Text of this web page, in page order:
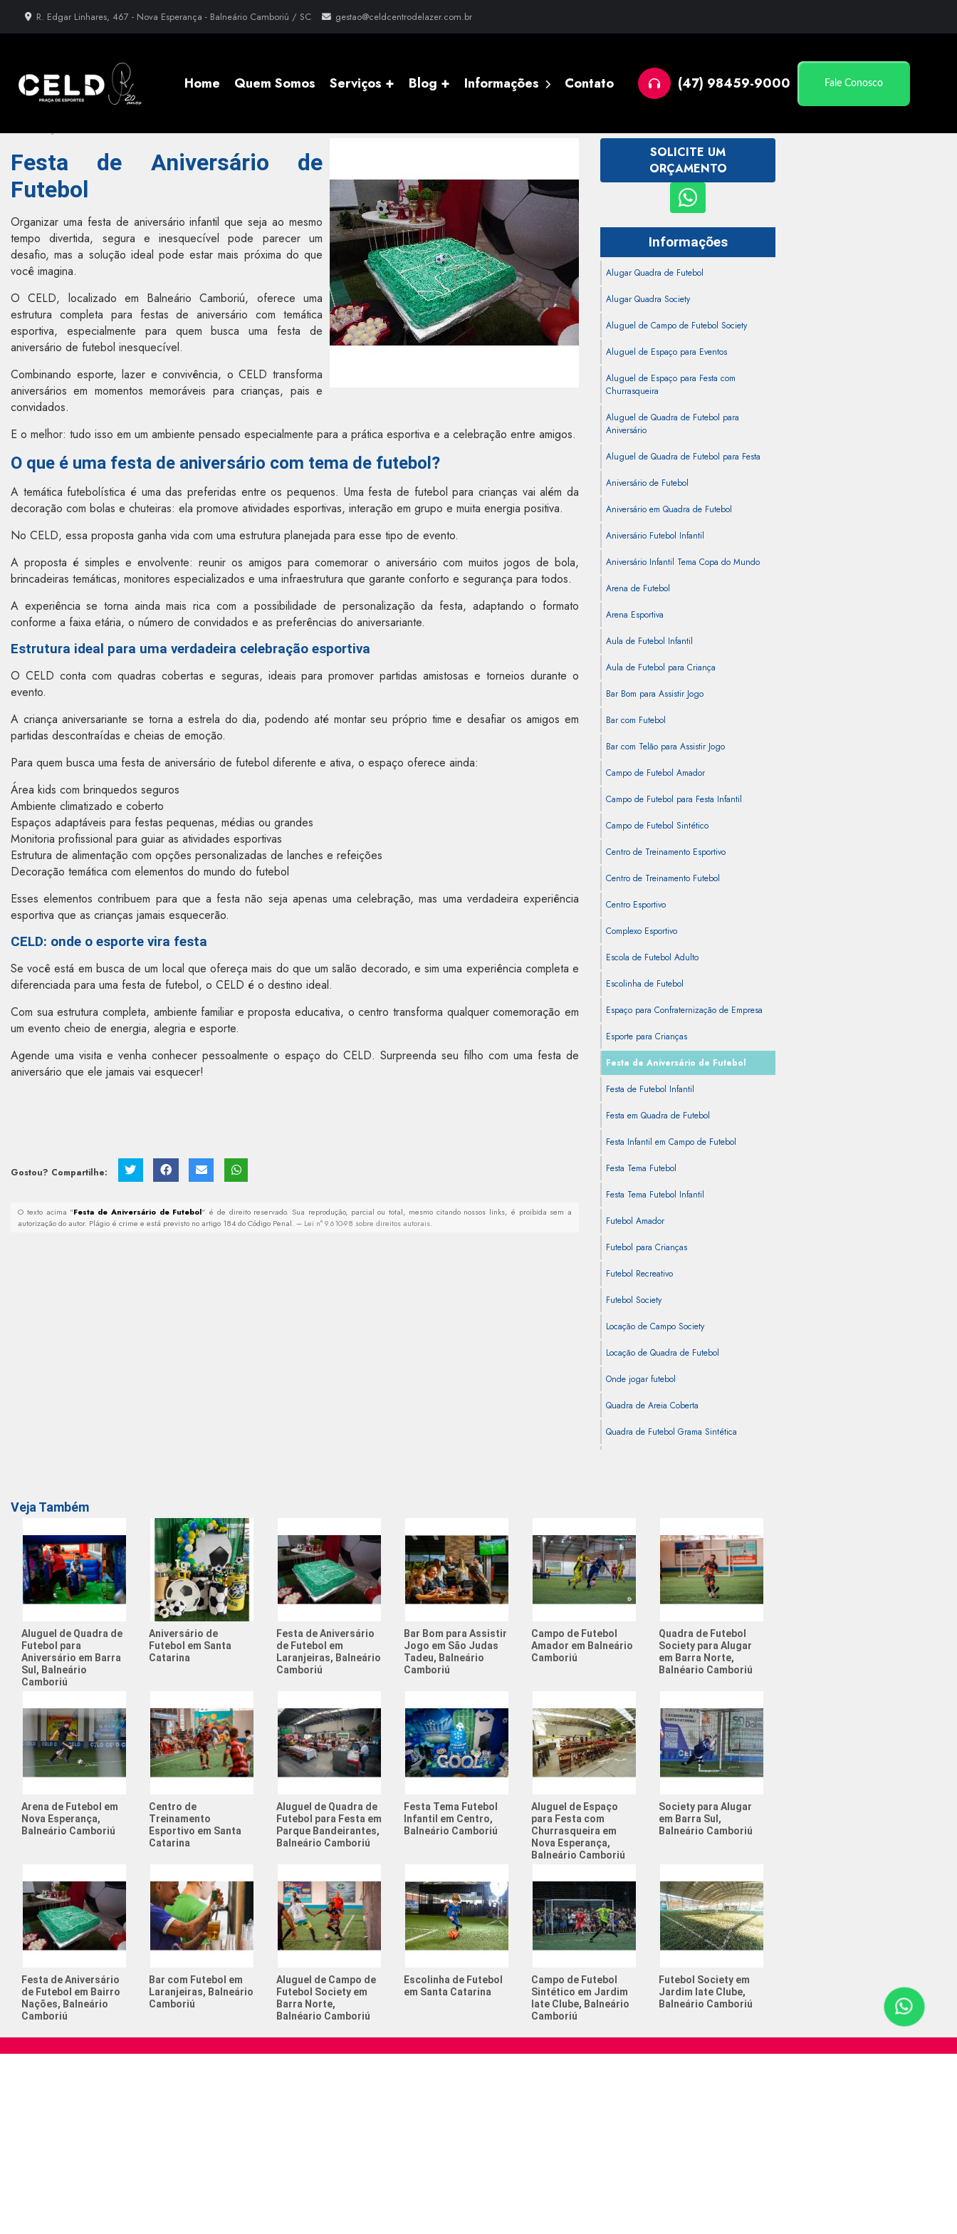
R. Edgar Linhares, 467 - Nova Esperança - Balneário Camboriú / SC gestao@celdcentrodelazer.com.br
Home Quem Somos Serviços + Blog + Informações Contato (47) 98459-9000 Fale Conosco
Festa de Aniversário de
Futebol
Organizar uma festa de aniversário infantil que seja ao mesmo
tempo divertida, segura e inesquecível pode parecer um
desafio, mas a solução ideal pode estar mais próxima do que
você imagina.
O CELD, localizado em Balneário Camboriú, oferece uma
estrutura completa para festas de aniversário com temática
esportiva, especialmente para quem busca uma festa de
aniversário de futebol inesquecível.
Combinando esporte, lazer e convivência, o CELD transforma
aniversários em momentos memoráveis para crianças, pais e
convidados.
E o melhor: tudo isso em um ambiente pensado especialmente para a prática esportiva e a celebração entre amigos.
O que é uma festa de aniversário com tema de futebol?
A temática futebolística é uma das preferidas entre os pequenos. Uma festa de futebol para crianças vai além da
decoração com bolas e chuteiras: ela promove atividades esportivas, interação em grupo e muita energia positiva.
No CELD, essa proposta ganha vida com uma estrutura planejada para esse tipo de evento.
A proposta é simples e envolvente: reunir os amigos para comemorar o aniversário com muitos jogos de bola,
brincadeiras temáticas, monitores especializados e uma infraestrutura que garante conforto e segurança para todos.
A experiência se torna ainda mais rica com a possibilidade de personalização da festa, adaptando o formato
conforme a faixa etária, o número de convidados e as preferências do aniversariante.
Estrutura ideal para uma verdadeira celebração esportiva
O CELD conta com quadras cobertas e seguras, ideais para promover partidas amistosas e torneios durante o
evento.
A criança aniversariante se torna a estrela do dia, podendo até montar seu próprio time e desafiar os amigos em
partidas descontraídas e cheias de emoção.
Para quem busca uma festa de aniversário de futebol diferente e ativa, o espaço oferece ainda:
Área kids com brinquedos seguros
Ambiente climatizado e coberto
Espaços adaptáveis para festas pequenas, médias ou grandes
Monitoria profissional para guiar as atividades esportivas
Estrutura de alimentação com opções personalizadas de lanches e refeições
Decoração temática com elementos do mundo do futebol
Esses elementos contribuem para que a festa não seja apenas uma celebração, mas uma verdadeira experiência
esportiva que as crianças jamais esquecerão.
CELD: onde o esporte vira festa
Se você está em busca de um local que ofereça mais do que um salão decorado, e sim uma experiência completa e
diferenciada para uma festa de futebol, o CELD é o destino ideal.
Com sua estrutura completa, ambiente familiar e proposta educativa, o centro transforma qualquer comemoração em
um evento cheio de energia, alegria e esporte.
Agende uma visita e venha conhecer pessoalmente o espaço do CELD. Surpreenda seu filho com uma festa de
aniversário que ele jamais vai esquecer!
Gostou? Compartilhe:
O texto acima "Festa de Aniversário de Futebol" é de direito reservado. Sua reprodução, parcial ou total, mesmo citando nossos links, é proibida sem a
autorização do autor. Plágio é crime e está previsto no artigo 184 do Código Penal. – Lei n° 9.610-98 sobre direitos autorais.
SOLICITE UM
ORÇAMENTO
Informações
Alugar Quadra de Futebol
Alugar Quadra Society
Aluguel de Campo de Futebol Society
Aluguel de Espaço para Eventos
Aluguel de Espaço para Festa com
Churrasqueira
Aluguel de Quadra de Futebol para
Aniversário
Aluguel de Quadra de Futebol para Festa
Aniversário de Futebol
Aniversário em Quadra de Futebol
Aniversário Futebol Infantil
Aniversário Infantil Tema Copa do Mundo
Arena de Futebol
Arena Esportiva
Aula de Futebol Infantil
Aula de Futebol para Criança
Bar Bom para Assistir Jogo
Bar com Futebol
Bar com Telão para Assistir Jogo
Campo de Futebol Amador
Campo de Futebol para Festa Infantil
Campo de Futebol Sintético
Centro de Treinamento Esportivo
Centro de Treinamento Futebol
Centro Esportivo
Complexo Esportivo
Escola de Futebol Adulto
Escolinha de Futebol
Espaço para Confraternização de Empresa
Esporte para Crianças
Festa de Aniversário de Futebol
Festa de Futebol Infantil
Festa em Quadra de Futebol
Festa Infantil em Campo de Futebol
Festa Tema Futebol
Festa Tema Futebol Infantil
Futebol Amador
Futebol para Crianças
Futebol Recreativo
Futebol Society
Locação de Campo Society
Locação de Quadra de Futebol
Onde jogar futebol
Quadra de Areia Coberta
Quadra de Futebol Grama Sintética
Quadra de Grama Sintética
Quadra de Society
Quadra Sintética Coberta
Quadra Society para Alugar
Quadras de Futebol para Aniversário
Resenha Futebol Society
Society para Alugar
Tema de Aniversário Futebol
Valor Aluguel Quadra Society
Aniversário com Tema de Futebol
Atividade Física para Adolescentes
Atividade Física para Crianças
Campeonato de Futebol Amador
Campeonato de Futebol Society
Com quantos anos posso colocar meu filho
no futebol?
adolescência
Veja Também
Aluguel de Quadra de
Futebol para
Aniversário em Barra
Sul, Balneário
Camboriú
Aniversário de
Futebol em Santa
Catarina
Festa de Aniversário
de Futebol em
Laranjeiras, Balneário
Camboriú
Bar Bom para Assistir
Jogo em São Judas
Tadeu, Balneário
Camboriú
Campo de Futebol
Amador em Balneário
Camboriú
Quadra de Futebol
Society para Alugar
em Barra Norte,
Balnéario Camboriú
Arena de Futebol em
Nova Esperança,
Balneário Camboriú
Centro de
Treinamento
Esportivo em Santa
Catarina
Aluguel de Quadra de
Futebol para Festa em
Parque Bandeirantes,
Balneário Camboriú
Festa Tema Futebol
Infantil em Centro,
Balneário Camboriú
Aluguel de Espaço
para Festa com
Churrasqueira em
Nova Esperança,
Balneário Camboriú
Society para Alugar
em Barra Sul,
Balneário Camboriú
Festa de Aniversário
de Futebol em Bairro
Nações, Balneário
Camboriú
Bar com Futebol em
Laranjeiras, Balneário
Camboriú
Aluguel de Campo de
Futebol Society em
Barra Norte,
Balnéario Camboriú
Escolinha de Futebol
em Santa Catarina
Campo de Futebol
Sintético em Jardim
Iate Clube, Balneário
Camboriú
Futebol Society em
Jardim Iate Clube,
Balneário Camboriú